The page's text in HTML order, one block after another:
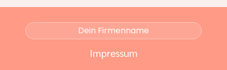
Dein Firmenname
Impressum